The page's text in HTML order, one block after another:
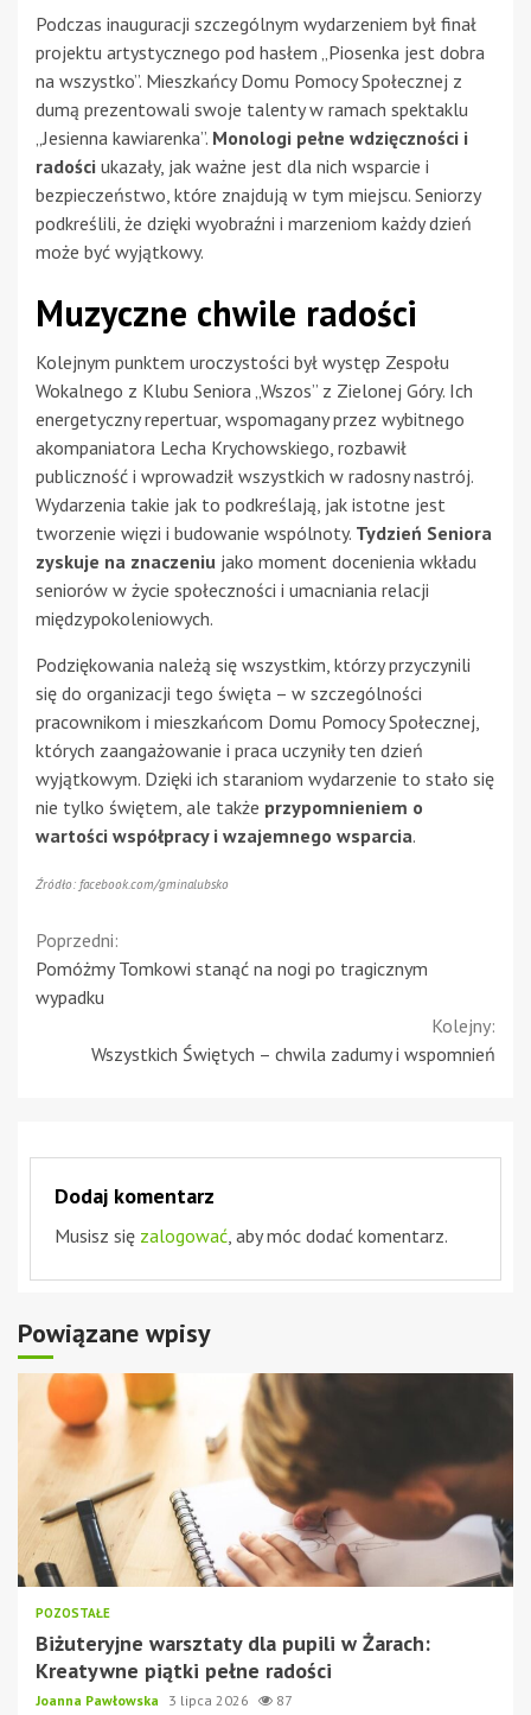
Podczas inauguracji szczególnym wydarzeniem był finał
projektu artystycznego pod hasłem „Piosenka jest dobra
na wszystko”. Mieszkańcy Domu Pomocy Społecznej z
dumą prezentowali swoje talenty w ramach spektaklu
„Jesienna kawiarenka”. Monologi pełne wdzięczności i
radości ukazały, jak ważne jest dla nich wsparcie i
bezpieczeństwo, które znajdują w tym miejscu. Seniorzy
podkreślili, że dzięki wyobraźni i marzeniom każdy dzień
może być wyjątkowy.
Muzyczne chwile radości
Kolejnym punktem uroczystości był występ Zespołu
Wokalnego z Klubu Seniora „Wszos” z Zielonej Góry. Ich
energetyczny repertuar, wspomagany przez wybitnego
akompaniatora Lecha Krychowskiego, rozbawił
publiczność i wprowadził wszystkich w radosny nastrój.
Wydarzenia takie jak to podkreślają, jak istotne jest
tworzenie więzi i budowanie wspólnoty. Tydzień Seniora
zyskuje na znaczeniu jako moment docenienia wkładu
seniorów w życie społeczności i umacniania relacji
międzypokoleniowych.
Podziękowania należą się wszystkim, którzy przyczynili
się do organizacji tego święta – w szczególności
pracownikom i mieszkańcom Domu Pomocy Społecznej,
których zaangażowanie i praca uczyniły ten dzień
wyjątkowym. Dzięki ich staraniom wydarzenie to stało się
nie tylko świętem, ale także przypomnieniem o
wartości współpracy i wzajemnego wsparcia.
Źródło: facebook.com/gminalubsko
Continue
Reading
Poprzedni:
Pomóżmy Tomkowi stanąć na nogi po tragicznym
wypadku
Kolejny:
Wszystkich Świętych – chwila zadumy i wspomnień
Dodaj komentarz
Musisz się zalogować, aby móc dodać komentarz.
Powiązane wpisy
POZOSTAŁE
Biżuteryjne warsztaty dla pupili w Żarach:
Kreatywne piątki pełne radości
Joanna Pawłowska 3 lipca 2026 87